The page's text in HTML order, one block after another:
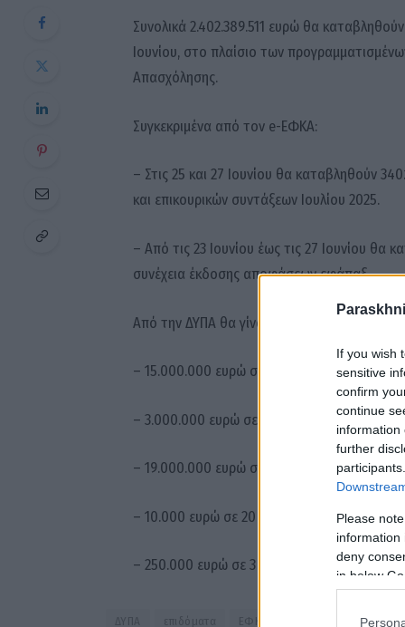
If you wish
sensitive
confirm
continue
information
further
Please
information
deny
in below
Συνολικά 2.402.389.511 ευρώ θα
Ιουνίου, στο πλαίσιο των
Απασχόλησης.
Συγκεκριμένα από τον e-ΕΦΚΑ:
– Στις 25 και 27 Ιουνίου θα καταβληθούν
και επικουρικών συντάξεων Ιουλίου 2025.
– Από τις 23 Ιουνίου έως τις 27 Ιουνίου
συνέχεια έκδοσης αποφάσεων εφάπαξ.
Από την ΔΥΠΑ θα γίνουν οι εξής καταβολές:
– 15.000.000 ευρώ σε 25.000 δικαιούχους
– 3.000.000 ευρώ σε 4.000 μητέρες για
– 19.000.000 ευρώ σε 18.000 δικαιούχους
– 10.000 ευρώ σε 20 δικαιούχους
– 250.000 ευρώ σε 3 δικαιούχους του
ΔΥΠΑ επιδόματα ΕΦΚΑ